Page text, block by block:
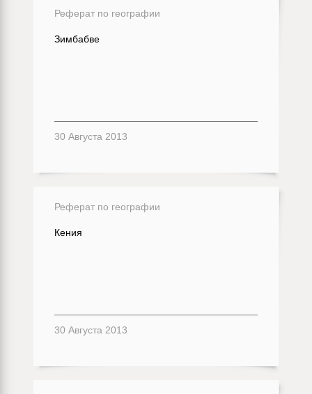
Реферат по географии
Зимбабве
30 Августа 2013
Реферат по географии
Кения
30 Августа 2013